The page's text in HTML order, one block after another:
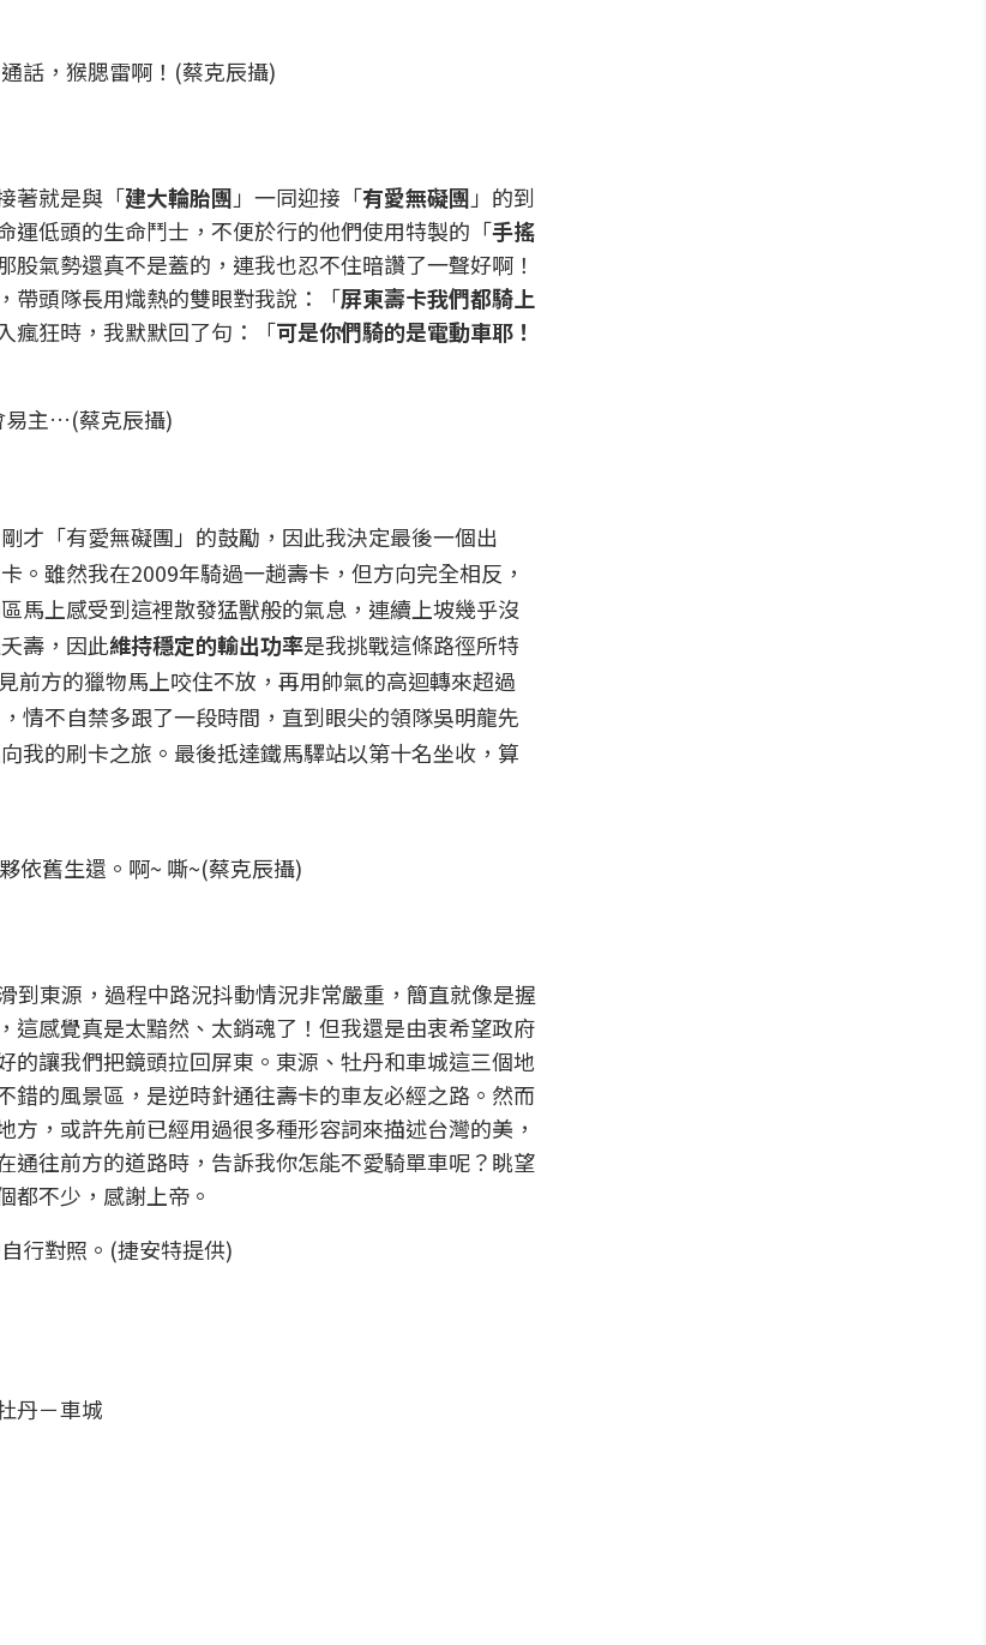
話，猴腮雷啊！(蔡克辰攝)
著就是與「建大輪胎團 」一同迎接「有愛無礙團 」的到
運低頭的生命鬥士，不便於行的他們使用特製的「手搖
股氣勢還真不是蓋的，連我也忍不住暗讚了一聲好啊！
帶頭隊長用熾熱的雙眼對我說：「屏東壽卡我們都騎上
瘋狂時，我默默回了句：「可是你們騎的是電動車耶！
易主…(蔡克辰攝)
才「有愛無礙團」的鼓勵，因此我決定最後一個出
。雖然我在2009年騎過一趟壽卡，但方向完全相反，
馬上感受到這裡散發猛獸般的氣息，連續上坡幾乎沒
壽，因此維持穩定的輸出功率是我挑戰這條路徑所特
前方的獵物馬上咬住不放，再用帥氣的高迴轉來超過
情不自禁多跟了一段時間，直到眼尖的領隊吳明龍先
我的刷卡之旅。最後抵達鐵馬驛站以第十名坐收，算
依舊生還。啊~ 嘶~(蔡克辰攝)
東源，過程中路況抖動情況非常嚴重，簡直就像是握
這感覺真是太黯然、太銷魂了！但我還是由衷希望政府
讓我們把鏡頭拉回屏東。東源、牡丹和車城這三個地
錯的風景區，是逆時針通往壽卡的車友必經之路。然而
，或許先前已經用過很多種形容詞來描述台灣的美，
往前方的道路時，告訴我你怎能不愛騎單車呢？眺望
都不少，感謝上帝。
行對照。(捷安特提供)
丹－車城